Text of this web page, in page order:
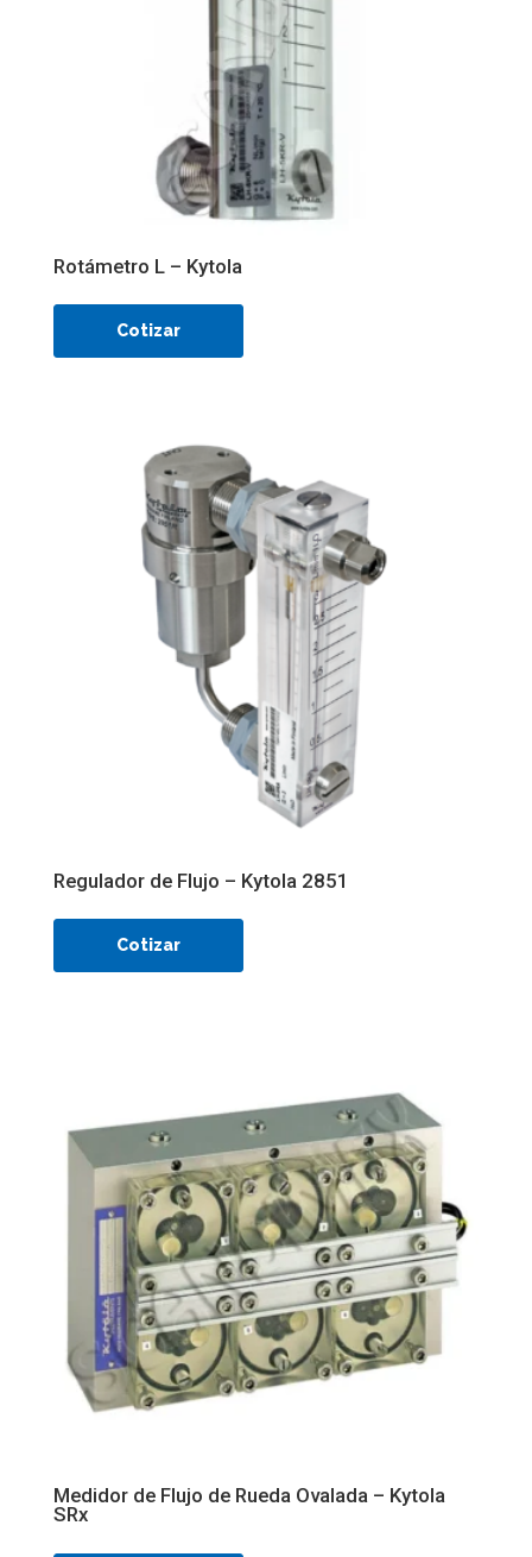
Rotámetro L – Kytola
Cotizar
Regulador de Flujo – Kytola 2851
Cotizar
Medidor de Flujo de Rueda Ovalada – Kytola
SRx